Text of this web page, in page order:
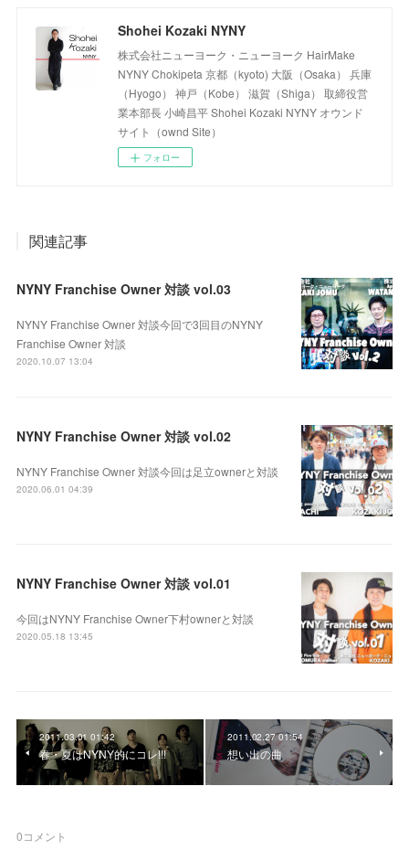
Shohei Kozaki NYNY
株式会社ニューヨーク・ニューヨーク HairMake
NYNY Chokipeta 京都（kyoto) 大阪（Osaka） 兵庫
（Hyogo） 神戸（Kobe） 滋賀（Shiga） 取締役営
業本部長 小崎昌平 Shohei Kozaki NYNY オウンド
サイト（ownd Site）
フォロー
関連記事
NYNY Franchise Owner 対談 vol.03
NYNY Franchise Owner 対談今回で3回目のNYNY
Franchise Owner 対談
2020.10.07 13:04
NYNY Franchise Owner 対談 vol.02
NYNY Franchise Owner 対談今回は足立ownerと対談
2020.06.01 04:39
NYNY Franchise Owner 対談 vol.01
今回はNYNY Franchise Owner下村ownerと対談
2020.05.18 13:45
2011.03.01 01:42
春・夏はNYNY的にコレ!!!
2011.02.27 01:54
想い出の曲
0コメント